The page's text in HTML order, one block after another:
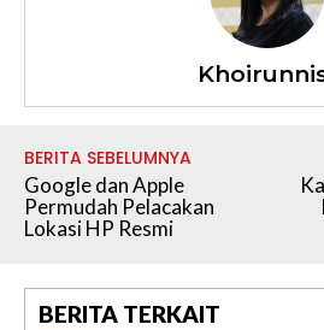
BERITA SEBELUMNYA
Google dan Apple
Permudah Pelacakan
Lokasi HP Resmi
BERITA TERKAIT